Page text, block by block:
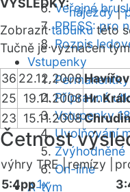
Veřejné
PRESS: pro
Rozpis
Vstupenky
Přípravná
Vstupenky
Uvolňování
Zvýhodněné
On-line
A-tým
VÝSLEDKY:
nájezdy|
Zobrazittabulkutéto
Tučně je vyznačen
36 22.12.2008Havířov
25 19.11.2008Hr.
23 15.11.2008
Četnost
výhry TRE |remízy |
5:4pp1x